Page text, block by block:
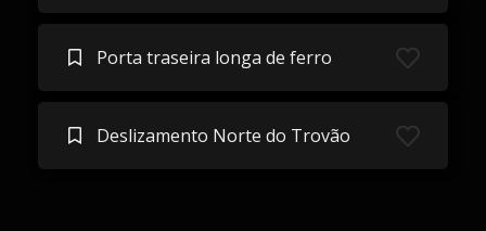
Porta traseira longa de ferro
Deslizamento Norte do Trovão